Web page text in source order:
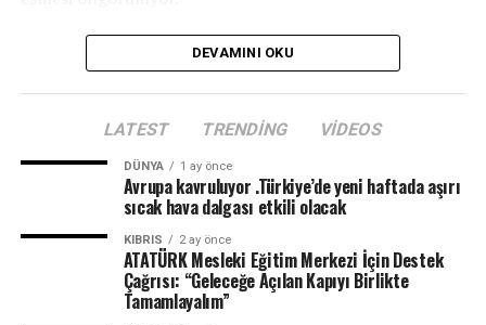
Birçok Meslek Dalında Eğitim Verilecek
tesisatçılık, robotik kodlama, oto elektrik, oto kaporta,
kuaförlük ve berberlik gibi birçok alanda mesleki eğitim
verilmesi planlanıyor. Merkezin, KKTC’nin mesleki
eğitim altyapısına önemli katkılar sağlaması ve
gençlerin istihdam olanaklarını artırması hedefleniyor.
DEVAMINI OKU
LATEST TRENDING VIDEOS
DÜNYA 1 ay önce
Avrupa kavruluyor .Türkiye’de yeni haftada aşırı
sıcak hava dalgası etkili olacak
KIBRIS 2 ay önce
ATATÜRK Mesleki Eğitim Merkezi İçin Destek
Çağrısı: “Geleceğe Açılan Kapıyı Birlikte
Tamamlayalım”